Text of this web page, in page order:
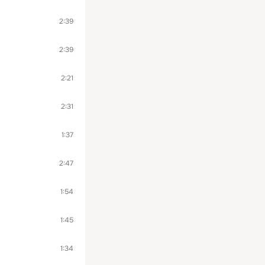
2:39
2:39
2:21
2:31
1:37
2:47
1:54
1:45
1:34